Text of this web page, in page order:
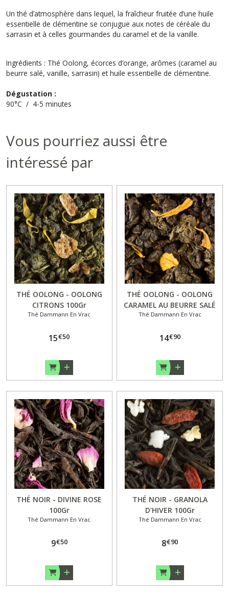
Un thé d’atmosphère dans lequel, la fraîcheur fruitée d’une huile
essentielle de clémentine se conjugue aux notes de céréale du
sarrasin et à celles gourmandes du caramel et de la vanille.
Ingrédients : Thé Oolong, écorces d’orange, arômes (caramel au
beurre salé, vanille, sarrasin) et huile essentielle de clémentine.
Dégustation :
90°C / 4-5 minutes
Vous pourriez aussi être
intéressé par
THÉ OOLONG - OOLONG
CITRONS 100Gr
Thé Dammann En Vrac
15€50
THÉ OOLONG - OOLONG
CARAMEL AU BEURRE SALÉ
100Gr
Thé Dammann En Vrac
14€90
THÉ NOIR - DIVINE ROSE
100Gr
Thé Dammann En Vrac
9€50
THÉ NOIR - GRANOLA
D'HIVER 100Gr
Thé Dammann En Vrac
8€90